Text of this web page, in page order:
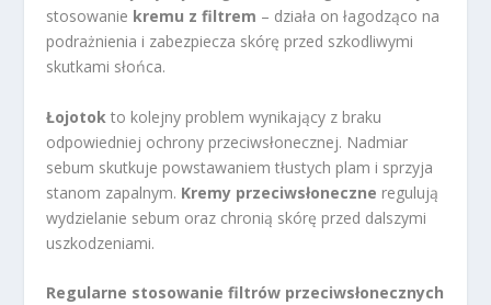
stosowanie kremu z filtrem – działa on łagodząco na
podrażnienia i zabezpiecza skórę przed szkodliwymi
skutkami słońca.
Łojotok to kolejny problem wynikający z braku
odpowiedniej ochrony przeciwsłonecznej. Nadmiar
sebum skutkuje powstawaniem tłustych plam i sprzyja
stanom zapalnym. Kremy przeciwsłoneczne regulują
wydzielanie sebum oraz chronią skórę przed dalszymi
uszkodzeniami.
Regularne stosowanie filtrów przeciwsłonecznych